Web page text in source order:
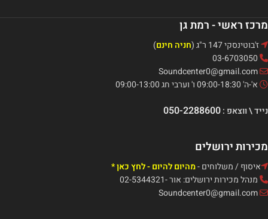
מרכז ראשי - רמת גן
ז'בוטינסקי 147 ר"ג ( חניה חינם)
א'-ה' 09:00-18:30 ו' וערבי חג 09:00-13:00
נייד \ ווצאפ :050-2288600
מכירות ירושלים
איסוף / משלוחים -מהיום להיום - לחץ כאן *
מנהל מכירות ירושלים: אור -02-5344321